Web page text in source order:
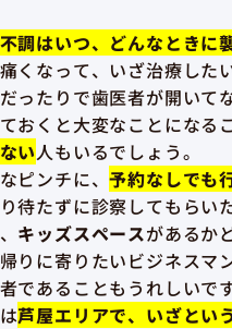
調はいつ、どんなときに
くなって、いざ治療した
だったりで歯医者が開いて
おくと大変なことになる
い人もいるでしょう。
ピンチに、予約なしでも
待たずに診察してもらい
キッズスペースがあるか
りに寄りたいビジネスマ
であることもうれしいで
芦屋エリアで、いざとい